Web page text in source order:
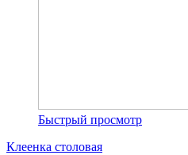
Быстрый просмотр
Клеенка столовая